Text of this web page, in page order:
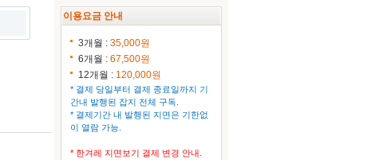
이용요금 안내
3개월 : 35,000원
6개월 : 67,500원
12개월 : 120,000원
* 결제 당일부터 결제 종료일까지 기
간내 발행된 잡지 전체 구독.
* 결제기간 내 발행된 지면은 기한없
이 열람 가능.
* 한겨레 지면보기 결제 변경 안내.